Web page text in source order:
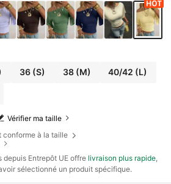
36(S) 38(M) 40/42 (L)
Vérifier ma taille
à la taille
Entrepôt UE offre livraison plus rapide,
sélectionné un produit spécifique.